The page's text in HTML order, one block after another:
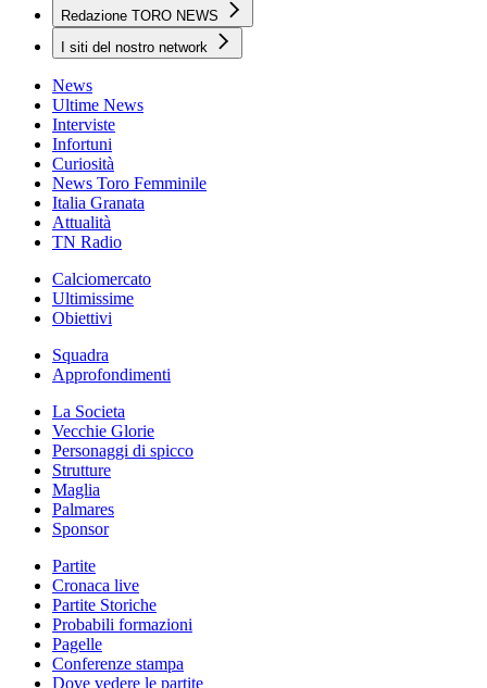
Redazione TORO NEWS
I siti del nostro network
News
Ultime News
Interviste
Infortuni
Curiosità
News Toro Femminile
Italia Granata
Attualità
TN Radio
Calciomercato
Ultimissime
Obiettivi
Squadra
Approfondimenti
La Societa
Vecchie Glorie
Personaggi di spicco
Strutture
Maglia
Palmares
Sponsor
Partite
Cronaca live
Partite Storiche
Probabili formazioni
Pagelle
Conferenze stampa
Dove vedere le partite